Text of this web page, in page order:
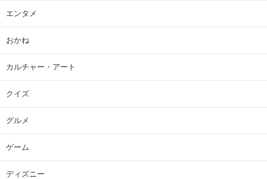
エンタメ
おかね
カルチャー・アート
クイズ
グルメ
ゲーム
ディズニー